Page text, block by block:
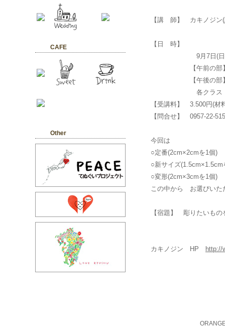
CAFE
Other
【講 師】 カキノジン(
【日 時】
9月7日(日
【午前の部】
【午後の部】
各クラス 定員
【受講料】 3.500円(
【問合せ】 0957-22-
今回は
○定番(2cm×2cmを1個)
○新サイズ(1.5cm×1.5cm
○変形(2cm×3cmを1
この中から お選びいた
【宿題】 彫りたいもの
カキノジン HP http://